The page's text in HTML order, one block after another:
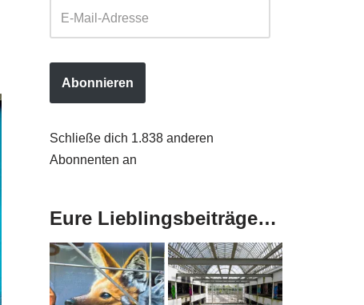
Abonnieren
Schließe dich 1.838 anderen
Abonnenten an
Eure Lieblingsbeiträge…